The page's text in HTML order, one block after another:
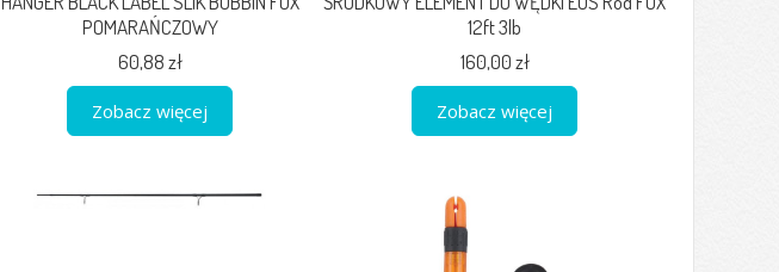
POMARAŃCZOWY
60,88 zł
Zobacz więcej
12ft 3lb
160,00 zł
Zobacz więcej